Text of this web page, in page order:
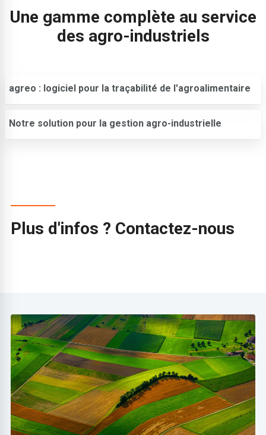
Une gamme complète au service
des agro-industriels
agreo : logiciel pour la traçabilité de l'agroalimentaire
Notre solution pour la gestion agro-industrielle
Plus d'infos ? Contactez-nous